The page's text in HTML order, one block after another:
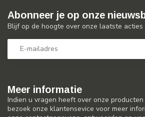
Meer informatie
Indien u vragen heeft over onze
bezoek onze klantensevice voor meer
Abonneer je op onze
Blijf op de hoogte over onze laatste acties